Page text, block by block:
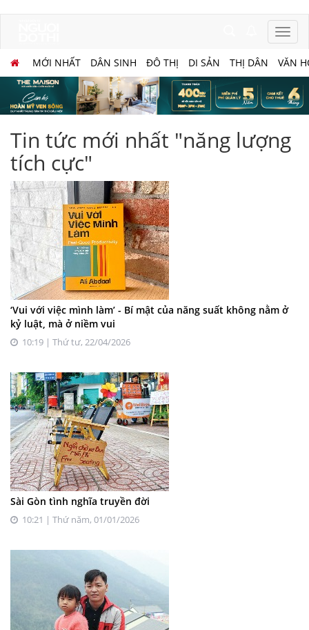
MỚI NHẤT DÂN SINH ĐÔ THỊ DI SẢN THỊ DÂN VĂN
Tin tức mới nhất "năng lượng
tích cực"
‘Vui với việc mình làm’ - Bí mật của năng suất không nằm ở
kỷ luật, mà ở niềm vui
10:19 | Thứ tư, 22/04/2026
Sài Gòn tình nghĩa truyền đời
10:21 | Thứ năm, 01/01/2026